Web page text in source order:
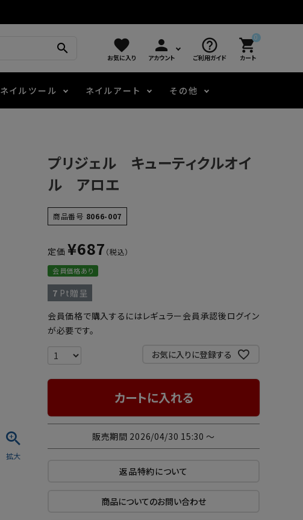
search favorite
お気に入り
person
アカウント
help_outline
ご利用ガイド
0
shopping_cart
カート
ニュアンスジェル
エメナコラボジェル
ネイルツール ネイルアート その他
プリジェル キューティクルオイ
ル アロエ
商品番号 8066-007
定価 ¥687
会員価格あり
7 Pt贈呈
会員価格で購入するにはレギュラー会員承認後ログイン
が必要です。
お気に入りに登録する
カートに入れる
販売期間 2026/04/30 15:30 〜
返品特約について
商品についてのお問い合わせ